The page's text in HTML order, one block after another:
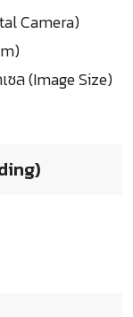
Camera)
ล (Image Size)